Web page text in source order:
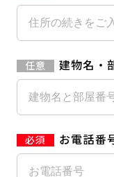
建物名・
お電話番